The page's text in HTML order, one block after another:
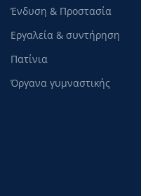
Ένδυση & Προστασία
Εργαλεία & συντήρηση
Πατίνια
Όργανα γυμναστικής